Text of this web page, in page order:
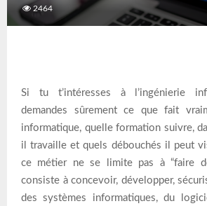
2464
Si tu t’intéresses à l’ingénierie
demandes sûrement ce que fait
informatique, quelle formation suivre,
il travaille et quels débouchés il peut
ce métier ne se limite pas à “faire
consiste à concevoir, développer,
des systèmes informatiques, du